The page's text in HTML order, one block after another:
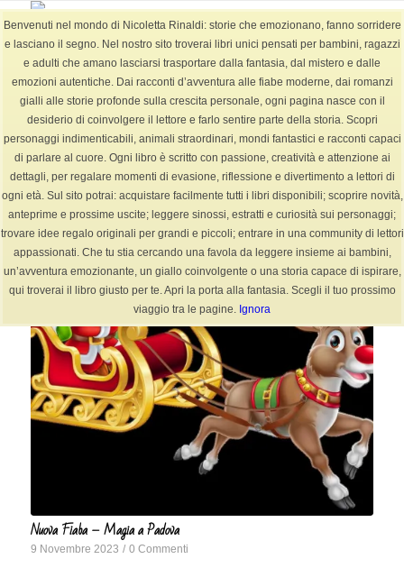
Benvenuti nel mondo di Nicoletta Rinaldi: storie che emozionano, fanno sorridere
e lasciano il segno. Nel nostro sito troverai libri unici pensati per bambini, ragazzi
e adulti che amano lasciarsi trasportare dalla fantasia, dal mistero e dalle
emozioni autentiche. Dai racconti d’avventura alle fiabe moderne, dai romanzi
gialli alle storie profonde sulla crescita personale, ogni pagina nasce con il
desiderio di coinvolgere il lettore e farlo sentire parte della storia. Scopri
personaggi indimenticabili, animali straordinari, mondi fantastici e racconti capaci
di parlare al cuore. Ogni libro è scritto con passione, creatività e attenzione ai
dettagli, per regalare momenti di evasione, riflessione e divertimento a lettori di
ogni età. Sul sito potrai: acquistare facilmente tutti i libri disponibili; scoprire novità,
anteprime e prossime uscite; leggere sinossi, estratti e curiosità sui personaggi;
trovare idee regalo originali per grandi e piccoli; entrare in una community di lettori
appassionati. Che tu stia cercando una favola da leggere insieme ai bambini,
un’avventura emozionante, un giallo coinvolgente o una storia capace di ispirare,
qui troverai il libro giusto per te. Apri la porta alla fantasia. Scegli il tuo prossimo
viaggio tra le pagine. Ignora
Tag Archivio per: fiaba (Pagina 2)
Sei in: Home / BLOG / fiaba
Articoli
Nuova Fiaba – Magia a Padova
9 Novembre 2023 / 0 Commenti